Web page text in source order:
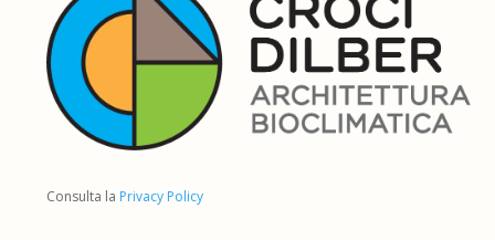
Consulta la Privacy Policy